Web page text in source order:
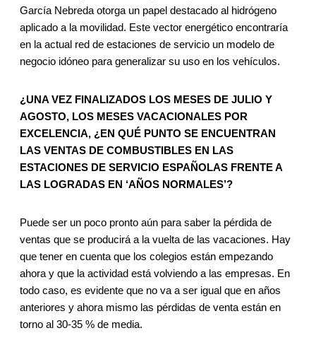
García Nebreda otorga un papel destacado al hidrógeno
aplicado a la movilidad. Este vector energético encontraría
en la actual red de estaciones de servicio un modelo de
negocio idóneo para generalizar su uso en los vehículos.
¿UNA VEZ FINALIZADOS LOS MESES DE JULIO Y
AGOSTO, LOS MESES VACACIONALES POR
EXCELENCIA, ¿EN QUÉ PUNTO SE ENCUENTRAN
LAS VENTAS DE COMBUSTIBLES EN LAS
ESTACIONES DE SERVICIO ESPAÑOLAS FRENTE A
LAS LOGRADAS EN ‘AÑOS NORMALES’?
Puede ser un poco pronto aún para saber la pérdida de
ventas que se producirá a la vuelta de las vacaciones. Hay
que tener en cuenta que los colegios están empezando
ahora y que la actividad está volviendo a las empresas. En
todo caso, es evidente que no va a ser igual que en años
anteriores y ahora mismo las pérdidas de venta están en
torno al 30-35 % de media.